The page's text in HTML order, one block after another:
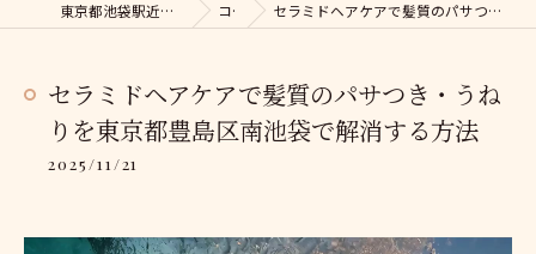
東京都池袋駅近くの美容院ならDIAPRURE コラム セラミドヘアケアで髪質のパサつき・うねりを東京都豊島区南池袋で解消する方法
セラミドヘアケアで髪質のパサつき・うね
りを東京都豊島区南池袋で解消する方法
2025/11/21